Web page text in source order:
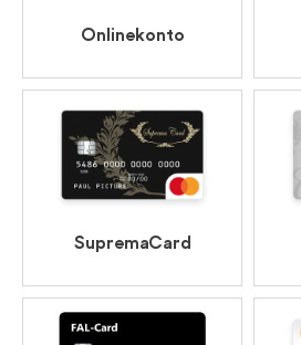
Onlinekonto
SupremaCard